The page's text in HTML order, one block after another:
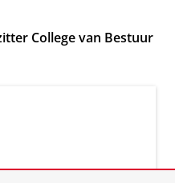
College van Bestuur